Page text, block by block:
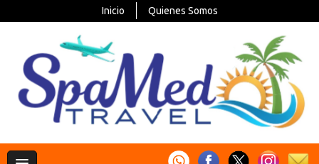
Inicio Quienes Somos